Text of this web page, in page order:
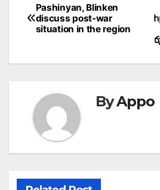
Post
navigation
Pashinyan, Blinken
discuss post-war
situation in the region
ByAppo